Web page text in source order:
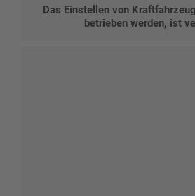
Das Einstellen von
betrieben werden, ist